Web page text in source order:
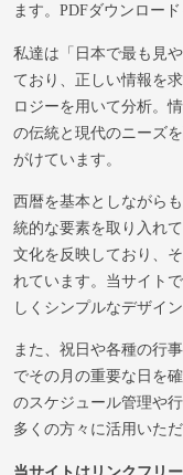
ます。PDFダウンロード
私達は「日本で最も見
ており、正しい情報を
ロジーを用いて分析。
の伝統と現代のニーズ
がけています。
西暦を基本としながら
統的な要素を取り入れ
文化を反映しており、
れています。当サイト
しくシンプルなデザイ
また、祝日や各種の行
でその月の重要な日を
のスケジュール管理や
多くの方々に活用いただ
当サイトはリンクフリ